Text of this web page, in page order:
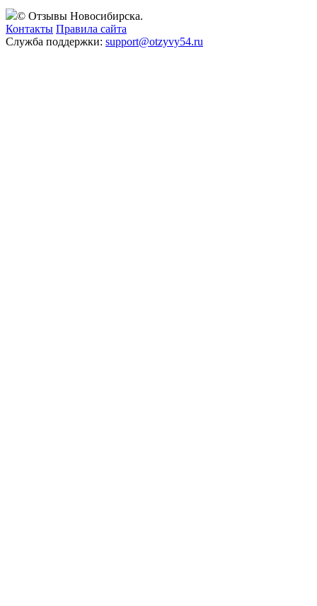
© Отзывы Новосибирска.
Контакты Правила сайта
Служба поддержки: support@otzyvy54.ru